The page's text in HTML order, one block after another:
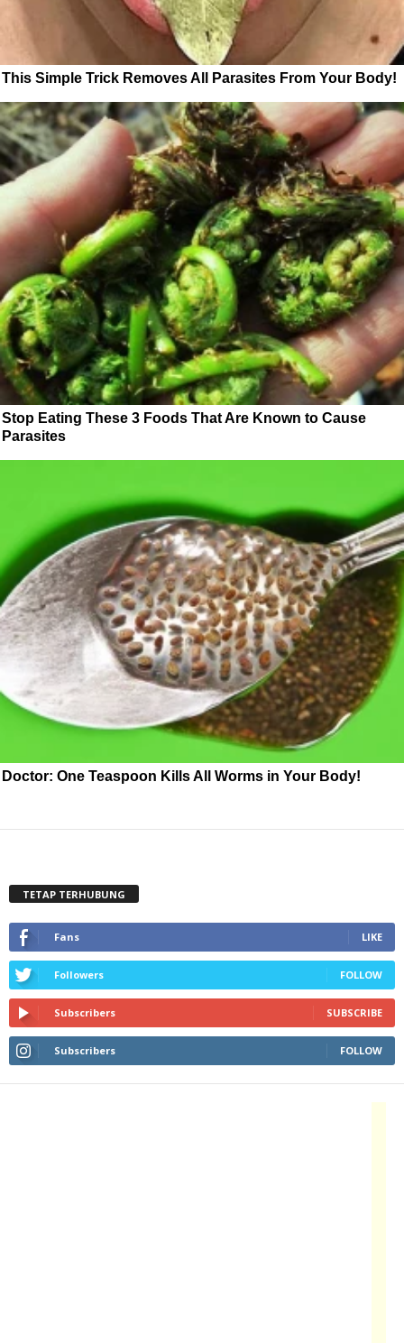
This Simple Trick Removes All Parasites From Your Body!
Stop Eating These 3 Foods That Are Known to Cause
Parasites
Doctor: One Teaspoon Kills All Worms in Your Body!
TETAP TERHUBUNG
Fans LIKE
Followers FOLLOW
Subscribers SUBSCRIBE
Subscribers FOLLOW